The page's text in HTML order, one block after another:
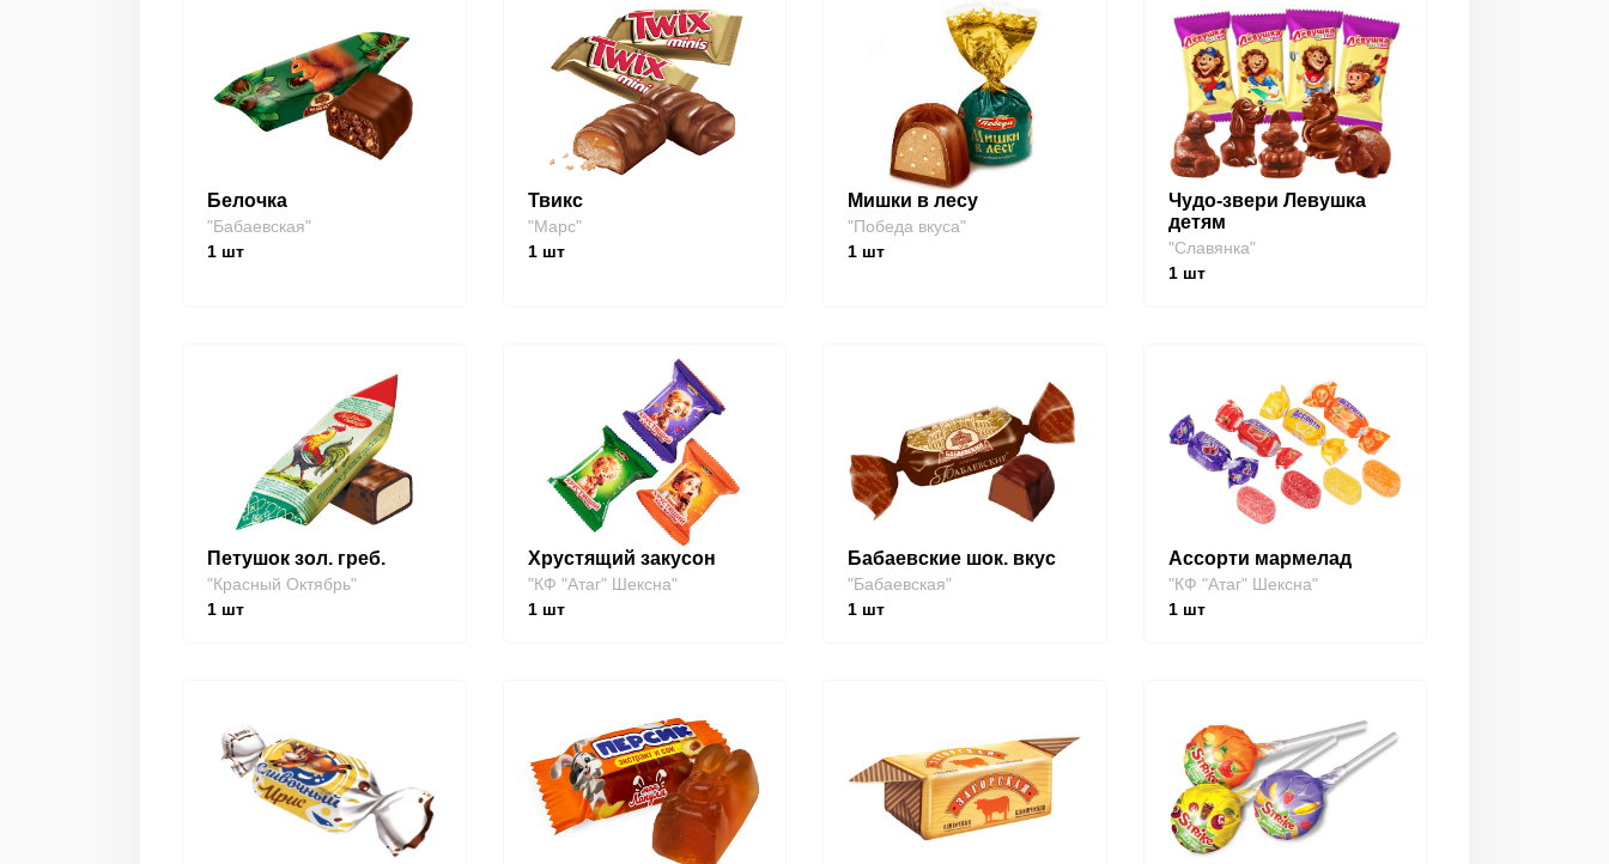
Белочка
"Бабаевская"
1 шт
Твикс
"Марс"
1шт
Мишки в лесу
"Победа вкуса"
1 шт
Чудо-звери Левушка
детям
"Славянка"
1шт
Петушок зол. греб.
"Красный Октябрь"
1 шт
Хрустящий закусон
"КФ "Атаг" Шексна"
1шт
Бабаевские шок. вкус
"Бабаевская"
1 шт
Ассорти мармелад
"КФ "Атаг" Шексна"
1шт